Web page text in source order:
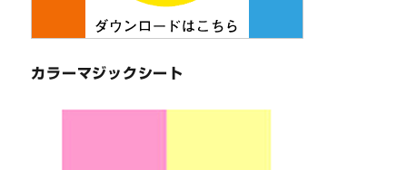
カラーマジックシート